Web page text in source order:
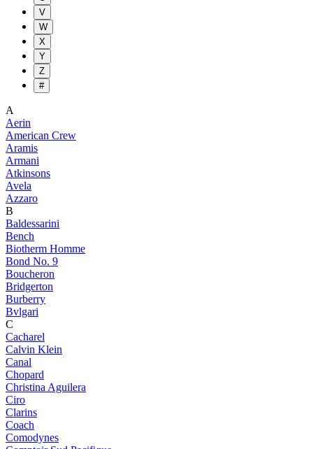
V
W
X
Y
Z
#
A
Aerin
American Crew
Aramis
Armani
Atkinsons
Avela
Azzaro
B
Baldessarini
Bench
Biotherm Homme
Bond No. 9
Boucheron
Bridgerton
Burberry
Bvlgari
C
Cacharel
Calvin Klein
Canal
Chopard
Christina Aguilera
Ciro
Clarins
Coach
Comodynes